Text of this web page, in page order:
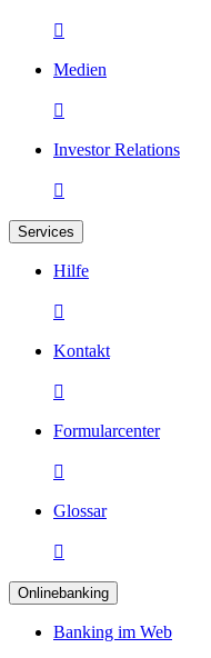

Medien

Investor Relations

Services
Hilfe

Kontakt

Formularcenter

Glossar

Onlinebanking
Banking im Web